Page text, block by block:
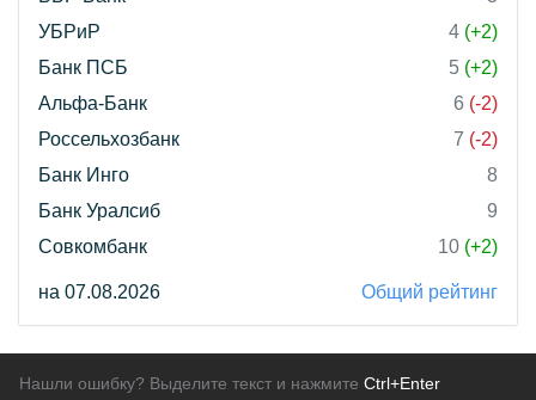
УБРиР
4 (+2)
Банк ПСБ
5 (+2)
Альфа-Банк
6 (-2)
Россельхозбанк
7 (-2)
Банк Инго
8
Банк Уралсиб
9
Совкомбанк
10 (+2)
на 07.08.2026 Общий рейтинг
Нашли ошибку? Выделите текст и нажмите Ctrl+Enter